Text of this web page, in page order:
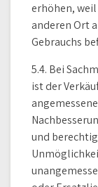
erhöhen,
anderen Ort
Gebrauchs
5.4. Bei
ist der
und